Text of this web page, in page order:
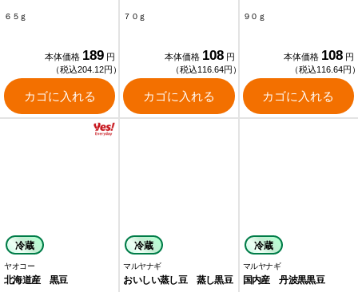
６５ｇ
本体価格 189 円
（税込204.12円）
カゴに入れる
７０ｇ
本体価格 108 円
（税込116.64円）
カゴに入れる
９０ｇ
本体価格 108 円
（税込116.64円
カゴに入れる
冷蔵
ヤオコー
北海道産 黒豆
冷蔵
マルヤナギ
おいしい蒸し豆 蒸し黒豆
冷蔵
マルヤナギ
国内産 丹波黒黒豆